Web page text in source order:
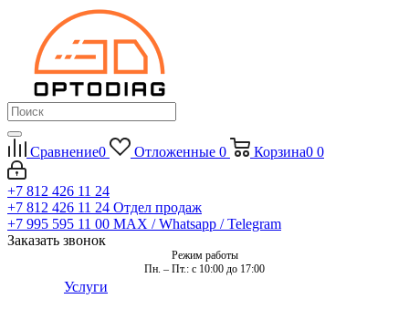
Сравнение0 Отложенные 0 Корзина0 0
+7 812 426 11 24
+7 812 426 11 24 Отдел продаж
+7 995 595 11 00 MAX / Whatsapp / Telegram
Заказать звонок
Режим работы
Пн. – Пт.: с 10:00 до 17:00
Услуги